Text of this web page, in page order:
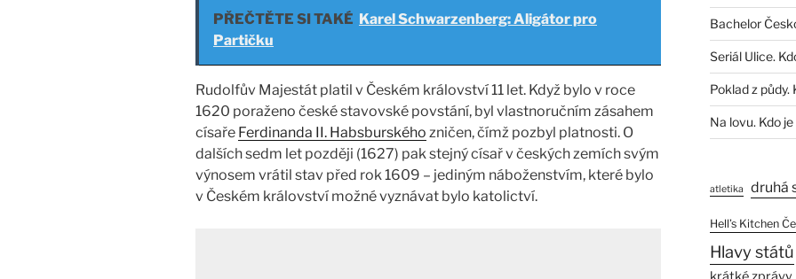
PŘEČTĚTE SI TAKÉ Karel Schwarzenberg: Aligátor pro
Partičku
Rudolfův Majestát platil v Českém království 11 let. Když bylo v roce
1620 poraženo české stavovské povstání, byl vlastnoručním zásahem
císaře Ferdinanda II. Habsburského zničen, čímž pozbyl platnosti. O
dalších sedm let později (1627) pak stejný císař v českých zemích svým
výnosem vrátil stav před rok 1609 – jediným náboženstvím, které bylo
v Českém království možné vyznávat bylo katolictví.
Bachelor
Seriál Ulice.
Poklad z půdy.
Na lovu. Kdo
atletika druhá
Hell’s Kitchen
Hlavy států